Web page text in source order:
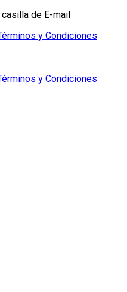
de E-mail
y Condiciones
y Condiciones